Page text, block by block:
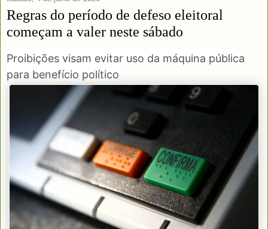
Regras do período de defeso eleitoral
começam a valer neste sábado
Proibições visam evitar uso da máquina pública
para benefício político